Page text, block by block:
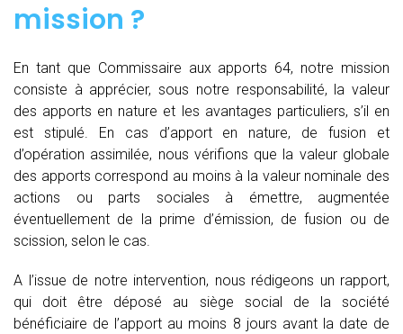
mission ?
En tant que Commissaire aux apports 64, notre mission
consiste à apprécier, sous notre responsabilité, la valeur
des apports en nature et les avantages particuliers, s’il en
est stipulé. En cas d’apport en nature, de fusion et
d’opération assimilée, nous vérifions que la valeur globale
des apports correspond au moins à la valeur nominale des
actions ou parts sociales à émettre, augmentée
éventuellement de la prime d’émission, de fusion ou de
scission, selon le cas.
A l’issue de notre intervention, nous rédigeons un rapport,
qui doit être déposé au siège social de la société
bénéficiaire de l’apport au moins 8 jours avant la date de